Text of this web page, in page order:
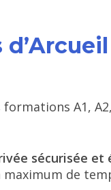
A1,
sécurisée et
de